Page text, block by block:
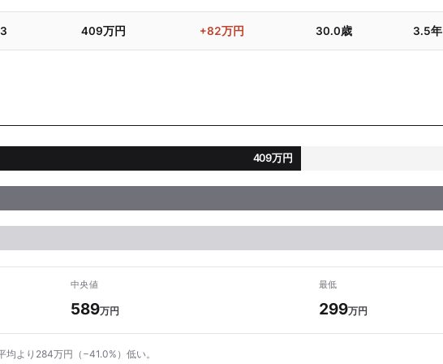
409万円 +82万円 30.0歳 3.5年
409万円
中央値
589万円
最低
299万円
より284万円（−41.0%）低い。